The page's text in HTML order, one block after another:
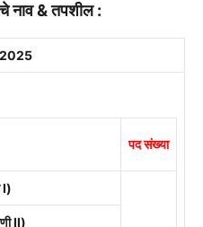
नाव & तपशील :
2025
पद संख्या
I)
II)